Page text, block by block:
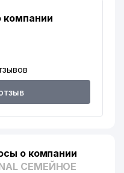
компании
о компании
СЕМЕЙНОЕ